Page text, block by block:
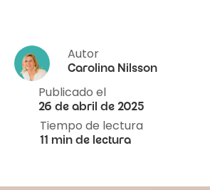
Autor
Carolina Nilsson
Publicado el
26 de abril de 2025
Tiempo de lectura
11 min de lectura